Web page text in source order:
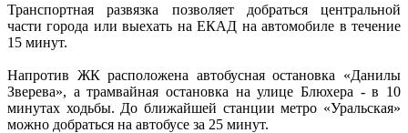
Транспортная развязка позволяет добраться центральной
части города или выехать на ЕКАД на автомобиле в течение
15 минут.
Напротив ЖК расположена автобусная остановка «Данилы
Зверева», а трамвайная остановка на улице Блюхера - в 10
минутах ходьбы. До ближайшей станции метро «Уральская»
можно добраться на автобусе за 25 минут.